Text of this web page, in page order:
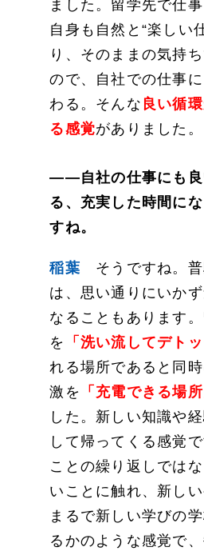
ました。留学先で仕
自身も自然と“楽しい
り、そのままの気持
ので、自社での仕事
わる。そんな 良い循
る感覚がありました。
——自社の仕事にも良
る、充実した時間に
すね。
稲葉 そうですね。
は、思い通りにいか
なることもあります
を
「洗い流してデトッ
れる場所であると同
激を
「充電できる場所
した。新しい知識や
して帰ってくる感覚
ことの繰り返しでは
いことに触れ、新しい
まるで新しい学びの
るかのような感覚で